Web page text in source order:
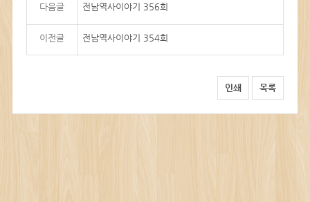
다음글 전남역사이야기 356회
이전글 전남역사이야기 354회
인쇄 목록